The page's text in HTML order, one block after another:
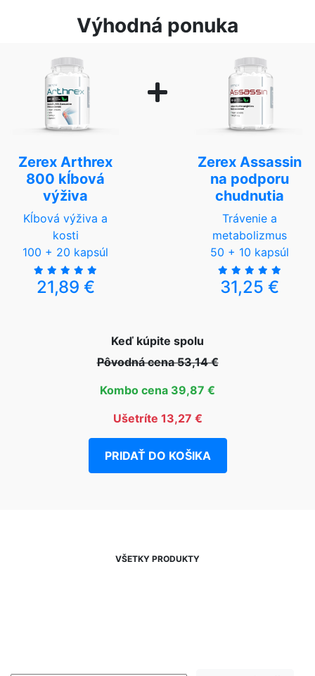
Výhodná ponuka
Zerex Arthrex
800 kĺbová
výživa
Kĺbová výživa a
kosti
100 + 20 kapsúl
21,89 €
Zerex Assassin
na podporu
chudnutia
Trávenie a
metabolizmus
50 + 10 kapsúl
31,25 €
Keď kúpite spolu
Pôvodná cena 53,14 €
Kombo cena 39,87 €
Ušetríte 13,27 €
PRIDAŤ DO KOŠIKA
VŠETKY PRODUKTY